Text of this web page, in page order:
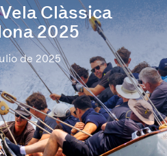
Clàssica
2025
de 2025